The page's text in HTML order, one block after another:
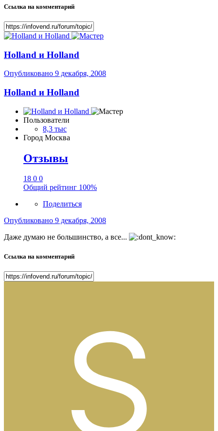
Ссылка на комментарий
Holland и Holland
Опубликовано 9 декабря, 2008
Holland и Holland
Пользователи
8,3 тыс
Город Москва
Отзывы
18 0 0
Общий рейтинг 100%
Поделиться
Опубликовано 9 декабря, 2008
Даже думаю не большинство, а все...
Ссылка на комментарий